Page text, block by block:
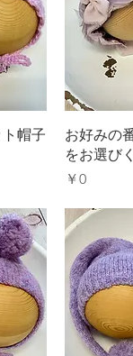
帽子
お好みの
をお選び
価格
￥0